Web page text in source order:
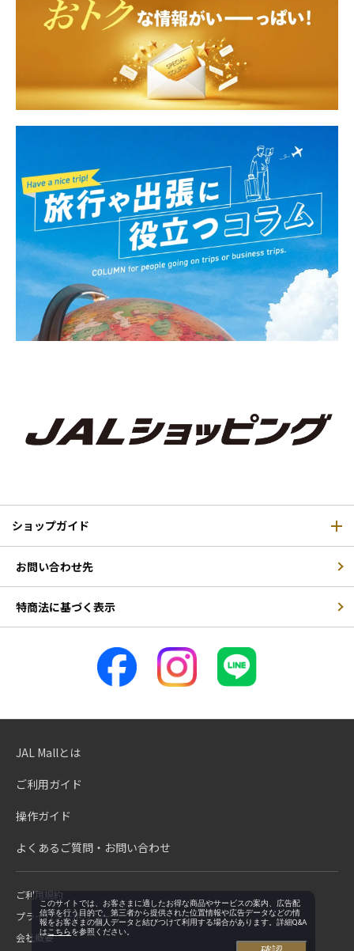
ショップガイド
お問い合わせ先
特商法に基づく表示
JAL Mallとは
ご利用ガイド
操作ガイド
よくあるご質問・お問い合わせ
ご利用規約
プライバシーポリシー
会社概要
このサイトでは、お客さまに適したお得な商品やサービスの案内、広告配
信等を行う目的で、第三者から提供された位置情報や広告データなどの情
報をお客さまの個人データと結びつけて利用する場合があります。詳細Q&A
は こちらを参照ください。